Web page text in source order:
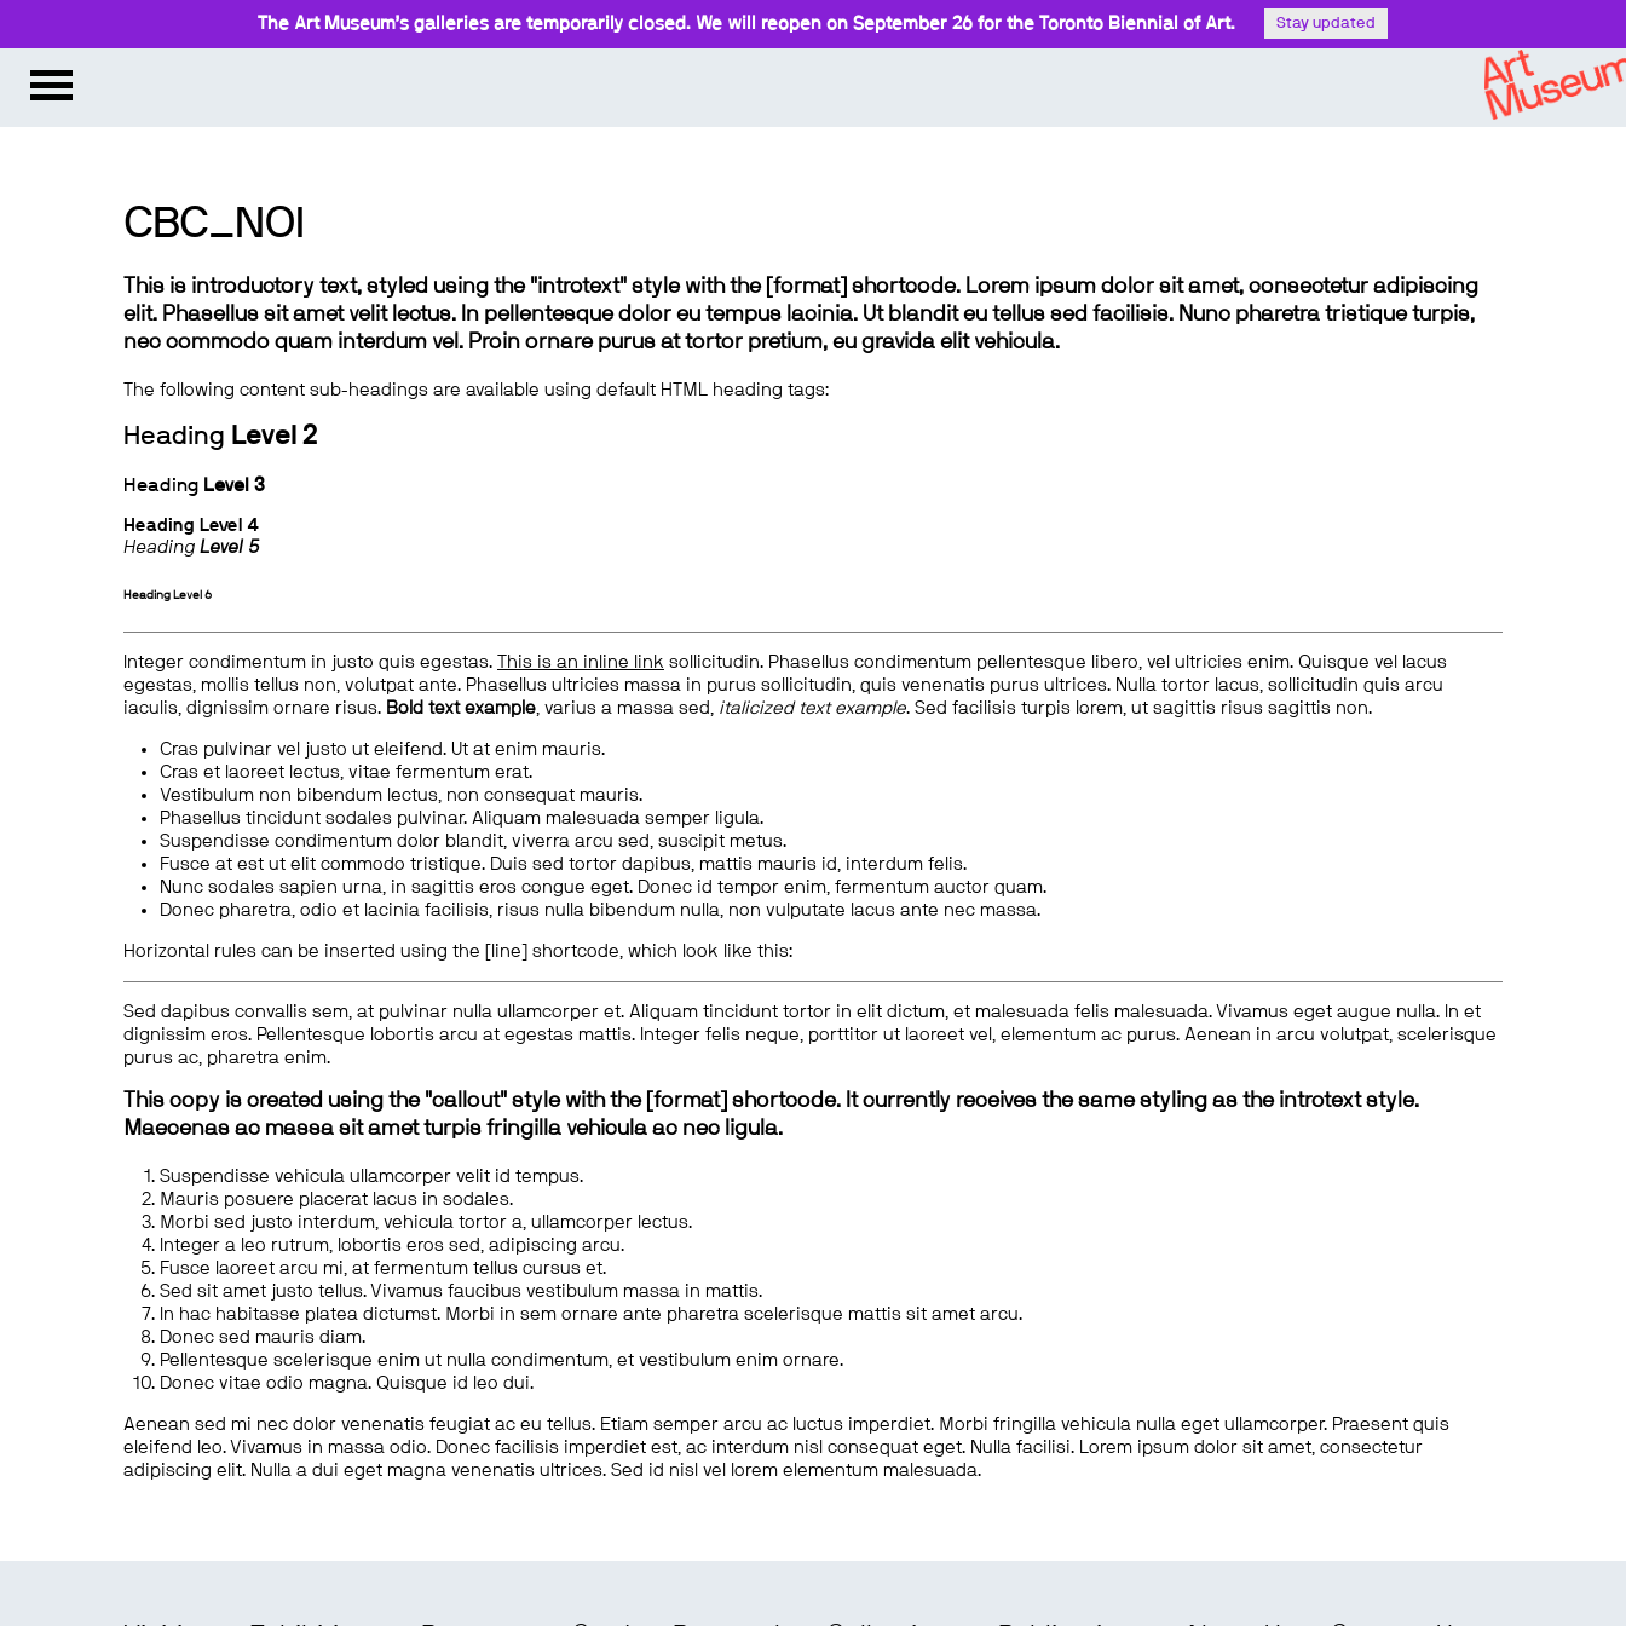
The Art Museum’s galleries are temporarily closed. We will reopen on September 26 for the Toronto Biennial of Art. Stay updated
CBC_NOI
This is introductory text, styled using the "introtext" style with the [format] shortcode. Lorem ipsum dolor sit amet, consectetur adipiscing
elit. Phasellus sit amet velit lectus. In pellentesque dolor eu tempus lacinia. Ut blandit eu tellus sed facilisis. Nunc pharetra tristique turpis,
nec commodo quam interdum vel. Proin ornare purus at tortor pretium, eu gravida elit vehicula.
The following content sub-headings are available using default HTML heading tags:
Heading Level 2
Heading Level 3
Heading Level 4
Heading Level 5
Heading Level 6
Integer condimentum in justo quis egestas. This is an inline link sollicitudin. Phasellus condimentum pellentesque libero, vel ultricies enim. Quisque vel lacus
egestas, mollis tellus non, volutpat ante. Phasellus ultricies massa in purus sollicitudin, quis venenatis purus ultrices. Nulla tortor lacus, sollicitudin quis arcu
iaculis, dignissim ornare risus. Bold text example, varius a massa sed, italicized text example. Sed facilisis turpis lorem, ut sagittis risus sagittis non.
Cras pulvinar vel justo ut eleifend. Ut at enim mauris.
Cras et laoreet lectus, vitae fermentum erat.
Vestibulum non bibendum lectus, non consequat mauris.
Phasellus tincidunt sodales pulvinar. Aliquam malesuada semper ligula.
Suspendisse condimentum dolor blandit, viverra arcu sed, suscipit metus.
Fusce at est ut elit commodo tristique. Duis sed tortor dapibus, mattis mauris id, interdum felis.
Nunc sodales sapien urna, in sagittis eros congue eget. Donec id tempor enim, fermentum auctor quam.
Donec pharetra, odio et lacinia facilisis, risus nulla bibendum nulla, non vulputate lacus ante nec massa.
Horizontal rules can be inserted using the [line] shortcode, which look like this:
Sed dapibus convallis sem, at pulvinar nulla ullamcorper et. Aliquam tincidunt tortor in elit dictum, et malesuada felis malesuada. Vivamus eget augue nulla. In et
dignissim eros. Pellentesque lobortis arcu at egestas mattis. Integer felis neque, porttitor ut laoreet vel, elementum ac purus. Aenean in arcu volutpat, scelerisque
purus ac, pharetra enim.
This copy is created using the "callout" style with the [format] shortcode. It currently receives the same styling as the introtext style.
Maecenas ac massa sit amet turpis fringilla vehicula ac nec ligula.
Suspendisse vehicula ullamcorper velit id tempus.
Mauris posuere placerat lacus in sodales.
Morbi sed justo interdum, vehicula tortor a, ullamcorper lectus.
Integer a leo rutrum, lobortis eros sed, adipiscing arcu.
Fusce laoreet arcu mi, at fermentum tellus cursus et.
Sed sit amet justo tellus. Vivamus faucibus vestibulum massa in mattis.
In hac habitasse platea dictumst. Morbi in sem ornare ante pharetra scelerisque mattis sit amet arcu.
Donec sed mauris diam.
Pellentesque scelerisque enim ut nulla condimentum, et vestibulum enim ornare.
Donec vitae odio magna. Quisque id leo dui.
Aenean sed mi nec dolor venenatis feugiat ac eu tellus. Etiam semper arcu ac luctus imperdiet. Morbi fringilla vehicula nulla eget ullamcorper. Praesent quis
eleifend leo. Vivamus in massa odio. Donec facilisis imperdiet est, ac interdum nisl consequat eget. Nulla facilisi. Lorem ipsum dolor sit amet, consectetur
adipiscing elit. Nulla a dui eget magna venenatis ultrices. Sed id nisl vel lorem elementum malesuada.